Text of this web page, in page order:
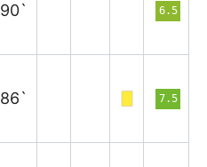
90` 6.5
86` 7.5